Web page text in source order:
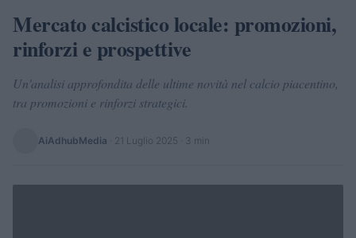
Mercato calcistico locale: promozioni,
rinforzi e prospettive
Un'analisi approfondita delle ultime novità nel calcio piacentino,
tra promozioni e rinforzi strategici.
AiAdhubMedia 21 Luglio 2025 · 3 min